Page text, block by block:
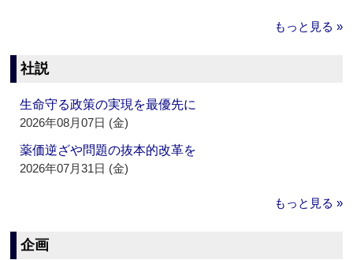
もっと見る »
社説
生命守る政策の実現を最優先に
2026年08月07日 (金)
薬価逆ざや問題の抜本的改革を
2026年07月31日 (金)
もっと見る »
企画